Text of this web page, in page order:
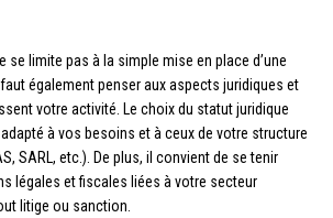
se limite pas à la simple mise en place d’une
également penser aux aspects juridiques et
votre activité. Le choix du statut juridique
à vos besoins et à ceux de votre structure
SARL, etc.). De plus, il convient de se tenir
légales et fiscales liées à votre secteur
litige ou sanction.